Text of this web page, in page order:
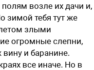
возле их дачи и,
зимой тебя тут же
злыми
огромные слепни,
вину и баранине.
все иначе. Но в